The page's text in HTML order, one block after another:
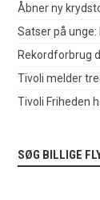
Åbner ny
Satser på
Rekordforbrug
Tivoli melder
Tivoli Friheden
SØG BILLIGE